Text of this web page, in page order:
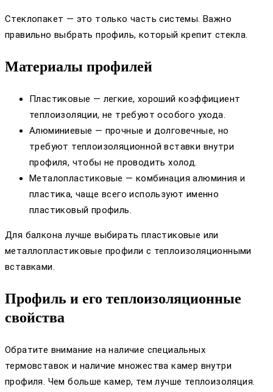
Стеклопакет — это только часть системы. Важно
правильно выбрать профиль, который крепит стекла.
Материалы профилей
Пластиковые — легкие, хороший коэффициент
теплоизоляции, не требуют особого ухода.
Алюминиевые — прочные и долговечные, но
требуют теплоизоляционной вставки внутри
профиля, чтобы не проводить холод.
Металопластиковые — комбинация алюминия и
пластика, чаще всего используют именно
пластиковый профиль.
Для балкона лучше выбирать пластиковые или
металлопластиковые профили с теплоизоляционными
вставками.
Профиль и его теплоизоляционные
свойства
Обратите внимание на наличие специальных
термовставок и наличие множества камер внутри
профиля. Чем больше камер, тем лучше теплоизоляция.